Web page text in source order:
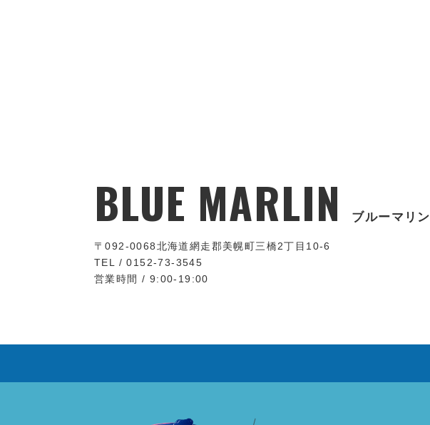
BLUE MARLIN ブルーマリン
〒092-0068北海道網走郡美幌町三橋2丁目10-6
TEL / 0152-73-3545
営業時間 / 9:00-19:00